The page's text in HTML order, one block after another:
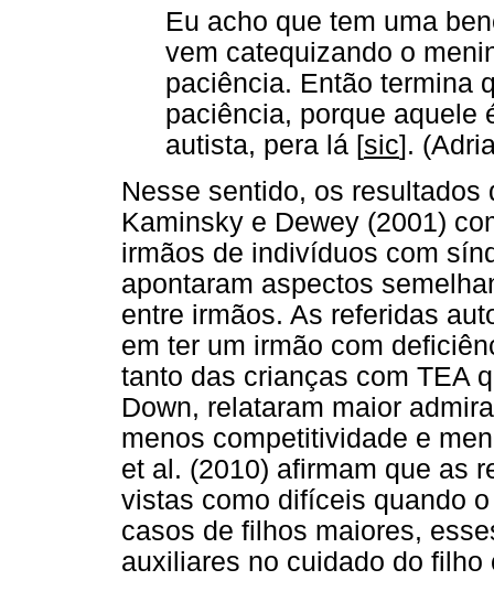
Eu acho que tem uma
vem catequizando o
paciência. Então termina
paciência, porque aquele
autista, pera lá [sic].
Nesse sentido, os
Kaminsky e Dewey (2001)
irmãos de indivíduos com
apontaram aspectos
entre irmãos. As referidas
em ter um irmão com
tanto das crianças com TEA
Down, relataram maior
menos competitividade e
et al. (2010) afirmam que as
vistas como difíceis quando
casos de filhos maiores,
auxiliares no cuidado do filho